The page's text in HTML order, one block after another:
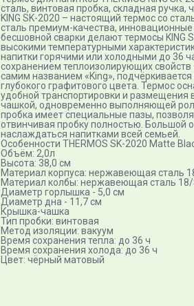
сталь, винтовая пробка, складная ручка,
KING SK-2020 – настоящий термос со
сталь премиум-качества, инновационные
бесшовной сварки делают термосы
высокими температурными
напитки горячими или холодными до 36
сохранением теплоизолирующих
самим названием «King»,
глубокого графитового цвета. Термос
удобной транспортировки и размещения
чашкой, одновременно выполняющей
пробка имеет специальные пазы,
отвинчивая пробку полностью. Большой
наслаждаться напитками всей семьей.
Особенности THERMOS SK-2020 Matte
Объём: 2,0л
Высота: 38,0 см
Материал корпуса: нержавеющая сталь
Материал колбы: нержавеющая сталь 18/
Диаметр горлышка - 5,0 см
Диаметр дна - 11,7 см
Крышка-чашка
Тип пробки: винтовая
Метод изоляции: вакуум
Время сохранения тепла: до 36 ч
Время сохранения холода: до 36 ч
Цвет: чёрный матовый